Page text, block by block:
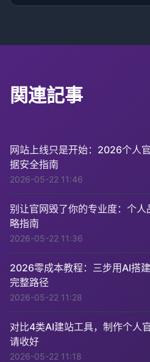
関連記事
网站上线只是开始：2026个人
据安全指南
2026-05-22 11:46
别让官网毁了你的专业度：个
略指南
2026-05-22 11:36
2026零成本教程：三步用AI搭
完整路径
2026-05-22 11:28
对比4类AI建站工具，制作个人
请收好
2026-05-22 11:18